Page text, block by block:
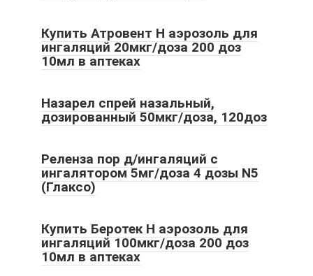
Купить Атровент Н аэрозоль для
ингаляций 20мкг/доза 200 доз
10мл в аптеках
Назарел спрей назальный,
дозированный 50мкг/доза, 120доз
Реленза пор д/ингаляций с
ингалятором 5мг/доза 4 дозы N5
(Глаксо)
Купить Беротек Н аэрозоль для
ингаляций 100мкг/доза 200 доз
10мл в аптеках